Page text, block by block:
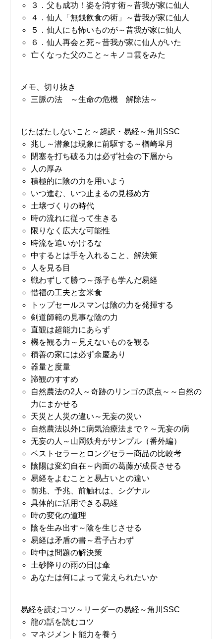
３．父も成功！姿を消す術～昔我が家に仙人
４．仙人「無銭飲食の術」～昔我が家に仙人
５．仙人にも怖いものが～昔我が家に仙人
６．仙人再会と死～昔我が家に仙人がいた
亡くなった父のこと～キノコ雲をみた
メモ、切り抜き
三脈の法 ～生命の危機 解除法～
じたばたしないこと～超訳・易経～角川SSC
兆し～潜象は現象に前駆する～楢崎皐月
閉塞を打ち破る力は必ず社会の下層から
人の厚み
積極的に陰の力を用いよう
いつ進む、いつ止まるの見極め方
土壌づくりの時代
時の流れに従って生きる
限りなく広大な可能性
時流を追いかけるな
中するとは手を入れること、解決策
人を見る目
戦わずして勝つ～孫子も学んだ易経
惜福の工夫と玄米食
トップセールスマンは陰の力を発揮する
剣道師範の見事な陰の力
直観は超能力にあらず
機を観る力～見えないものを観る
積善の家には必ず余慶あり
器量と度量
諦観のすすめ
自然農法の2人～奇跡のリンゴの原点～～自然の
力にまかせる
天災と人災の違い～无妄の災い
自然農法以外に病気治療法まで？～无妄の病
无妄の人～山岡鉄舟がサンプル（番外編）
ベストセラーとロングセラー商品の比較考
陰陽は変幻自在～内面の葛藤が成長させる
易経をよむことと易占いとの違い
前兆、予兆、前触れは、シグナル
具体的に活用できる易経
時の変化の道理
陰を生み出す～陰を生じさせる
易経は矛盾の書～君子占わず
時中は問題の解決策
土砂降りの雨の日は傘
あなたは何によって覚えられたいか
易経を読むコツ～リーダーの易経～角川SSC
龍の話を読むコツ
マネジメント能力を養う